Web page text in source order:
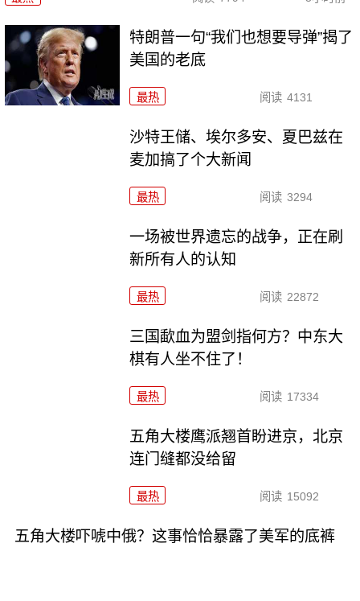
特朗普一句“我们也想要导弹”揭了
美国的老底
最热 阅读 4131
沙特王储、埃尔多安、夏巴兹在
麦加搞了个大新闻
最热 阅读 3294
一场被世界遗忘的战争，正在刷
新所有人的认知
最热 阅读 22872
三国歃血为盟剑指何方？中东大
棋有人坐不住了！
最热 阅读 17334
五角大楼鹰派翘首盼进京，北京
连门缝都没给留
最热 阅读 15092
五角大楼吓唬中俄？这事恰恰暴露了美军的底裤